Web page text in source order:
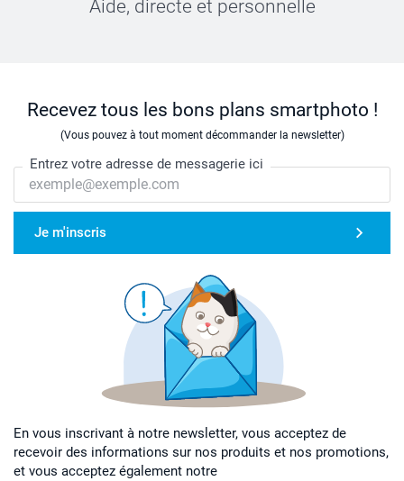
Aide, directe et personnelle
Recevez tous les bons plans smartphoto !
(Vous pouvez à tout moment décommander la newsletter)
Entrez votre adresse de messagerie ici
Je m'inscris
En vous inscrivant à notre newsletter, vous acceptez de
recevoir des informations sur nos produits et nos promotions,
et vous acceptez également notre